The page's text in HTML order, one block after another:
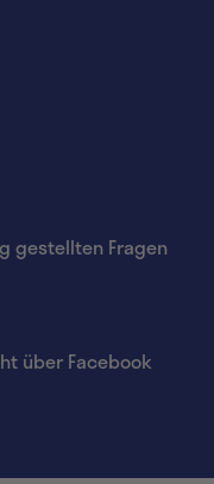
gestellten Fragen
über Facebook